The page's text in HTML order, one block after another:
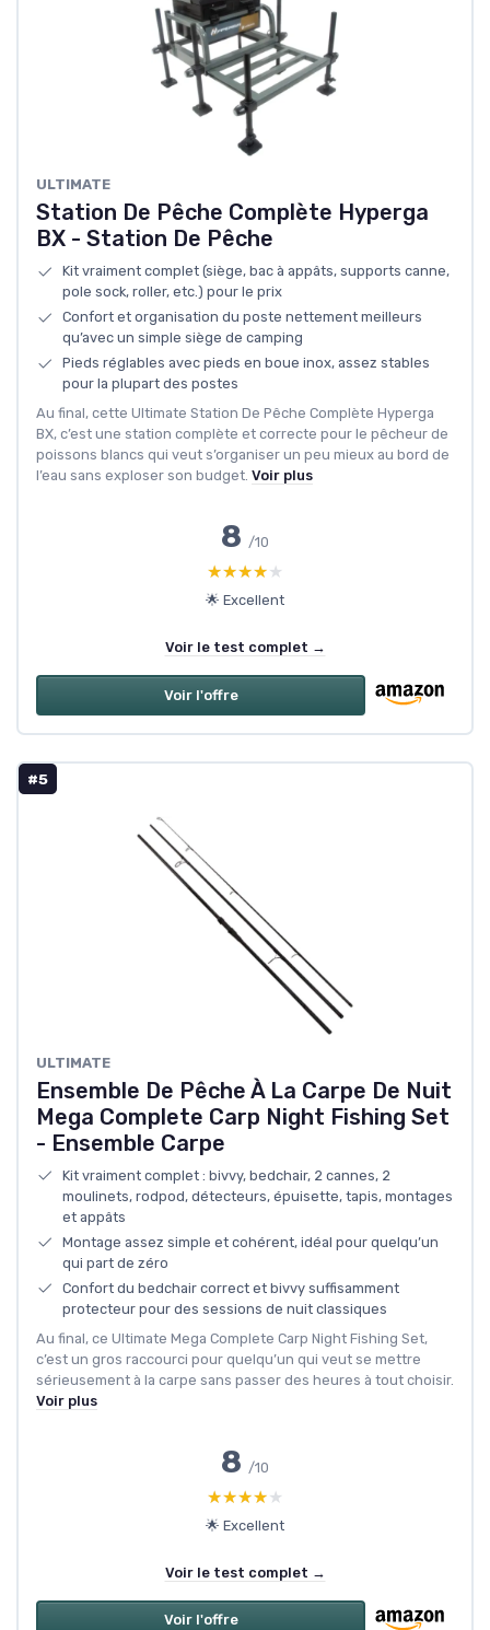
ULTIMATE
Station De Pêche Complète Hyperga
BX - Station De Pêche
Kit vraiment complet (siège, bac à appâts, supports canne,
pole sock, roller, etc.) pour le prix
Confort et organisation du poste nettement meilleurs
qu’avec un simple siège de camping
Pieds réglables avec pieds en boue inox, assez stables
pour la plupart des postes
Au final, cette Ultimate Station De Pêche Complète Hyperga
BX, c’est une station complète et correcte pour le pêcheur de
poissons blancs qui veut s’organiser un peu mieux au bord de
l’eau sans exploser son budget. Voir plus
8 /10
★★★★★
★★★★★
🌟 Excellent
Voir le test complet →
Voir l'offre
#5
‎ULTIMATE
Ensemble De Pêche À La Carpe De Nuit
Mega Complete Carp Night Fishing Set
- Ensemble Carpe
Kit vraiment complet : bivvy, bedchair, 2 cannes, 2
moulinets, rodpod, détecteurs, épuisette, tapis, montages
et appâts
Montage assez simple et cohérent, idéal pour quelqu’un
qui part de zéro
Confort du bedchair correct et bivvy suffisamment
protecteur pour des sessions de nuit classiques
Au final, ce Ultimate Mega Complete Carp Night Fishing Set,
c’est un gros raccourci pour quelqu’un qui veut se mettre
sérieusement à la carpe sans passer des heures à tout choisir.
Voir plus
8 /10
★★★★★
★★★★★
🌟 Excellent
Voir le test complet →
Voir l'offre